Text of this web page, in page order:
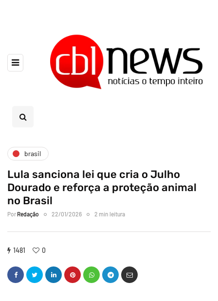
brasil
Lula sanciona lei que cria o Julho
Dourado e reforça a proteção animal
no Brasil
Por Redação 22/01/2026 2 min leitura
1481 0